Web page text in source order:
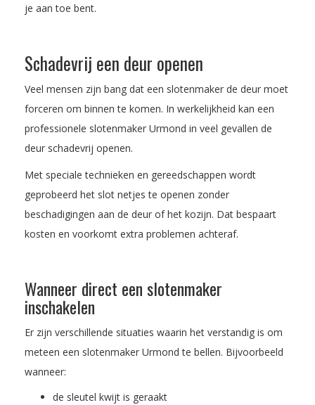
je aan toe bent.
Schadevrij een deur openen
Veel mensen zijn bang dat een slotenmaker de deur moet
forceren om binnen te komen. In werkelijkheid kan een
professionele slotenmaker Urmond in veel gevallen de
deur schadevrij openen.
Met speciale technieken en gereedschappen wordt
geprobeerd het slot netjes te openen zonder
beschadigingen aan de deur of het kozijn. Dat bespaart
kosten en voorkomt extra problemen achteraf.
Wanneer direct een slotenmaker
inschakelen
Er zijn verschillende situaties waarin het verstandig is om
meteen een slotenmaker Urmond te bellen. Bijvoorbeeld
wanneer:
de sleutel kwijt is geraakt